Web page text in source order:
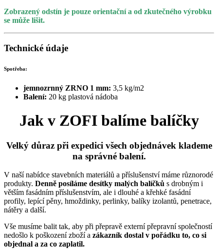
Zobrazený odstín je pouze orientační a od zkutečného výrobku
se může lišit.
Technické údaje
Spotřeba:
jemnozrnný ZRNO 1 mm: 3,5 kg/m2
Balení: 20 kg plastová nádoba
Jak v ZOFI balíme balíčky
Velký důraz při expedici všech objednávek klademe
na správné balení.
V naší nabídce stavebních materiálů a příslušenství máme různorodé
produkty. Denně posíláme desítky malých balíčků s drobným i
větším fasádním příslušenstvím, ale i dlouhé a křehké fasádní
profily, lepící pěny, hmoždinky, perlinky, balíky izolantů, penetrace,
nátěry a další.
Vše musíme balit tak, aby při přepravě externí přepravní společností
nedošlo k poškození zboží a zákazník dostal v pořádku to, co si
objednal a za co zaplatil.